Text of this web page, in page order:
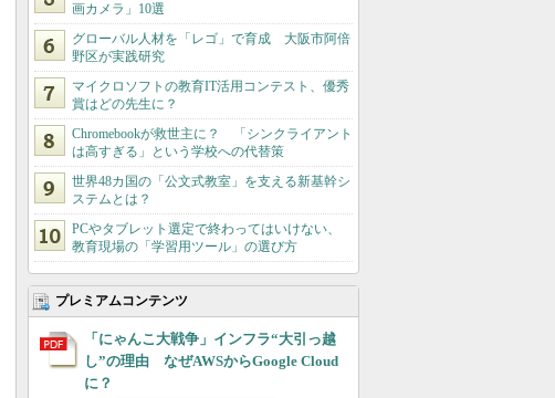
画カメラ」10選
グローバル人材を「レゴ」で育成 大阪市阿倍
野区が実践研究
マイクロソフトの教育IT活用コンテスト、優秀
賞はどの先生に？
Chromebookが救世主に？ 「シンクライアント
は高すぎる」という学校への代替策
世界48カ国の「公文式教室」を支える新基幹シ
ステムとは？
PCやタブレット選定で終わってはいけない、
教育現場の「学習用ツール」の選び方
プレミアムコンテンツ
「にゃんこ大戦争」インフラ“大引っ越
し”の理由 なぜAWSからGoogle Cloud
に？